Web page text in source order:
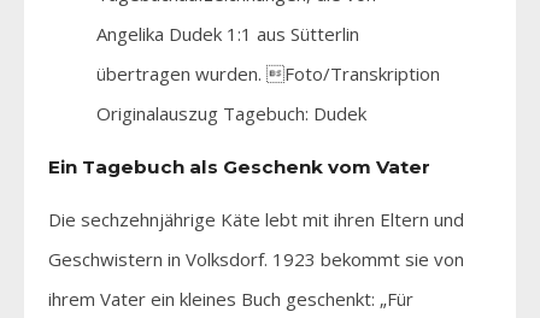
Angelika Dudek 1:1 aus Sütterlin
übertragen wurden. Foto/Transkription
Originalauszug Tagebuch: Dudek
Ein Tagebuch als Geschenk vom Vater
Die sechzehnjährige Käte lebt mit ihren Eltern und
Geschwistern in Volksdorf. 1923 bekommt sie von
ihrem Vater ein kleines Buch geschenkt: „Für